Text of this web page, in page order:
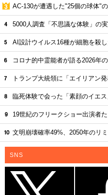
AC-130が遭遇した"25個の球体"
5000人調査「不思議な体験」の
AI設計ウイルス16種が細胞を殺
コロナ的中霊能者が語る2026年
トランプ大統領に「エイリアン
臨死体験で会った「素顔のイエス
19世紀のフリークショー出演者
文明崩壊確率49%、2050年のリ
SNS